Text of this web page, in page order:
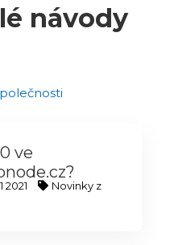
návody
ve
2021 Novinky z